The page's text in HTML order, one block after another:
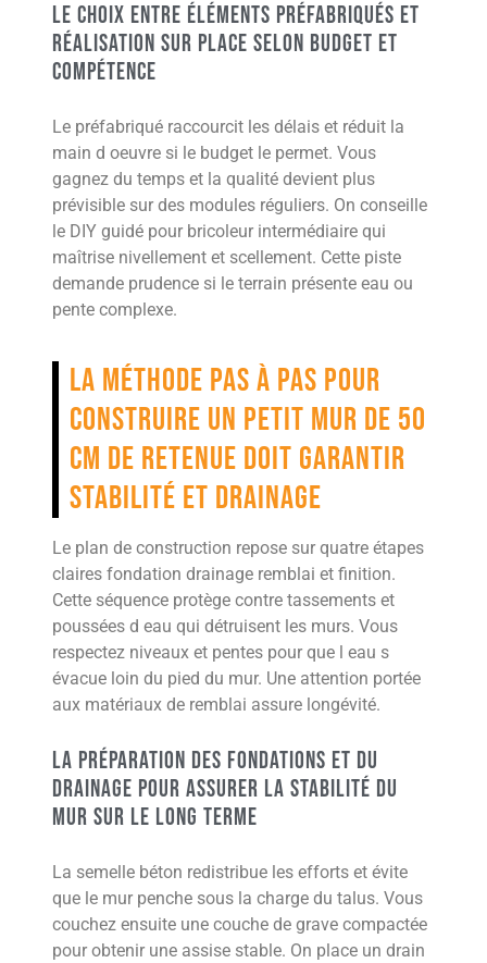
Le choix entre éléments préfabriqués et
réalisation sur place selon budget et
compétence
Le préfabriqué raccourcit les délais et réduit la
main d oeuvre si le budget le permet. Vous
gagnez du temps et la qualité devient plus
prévisible sur des modules réguliers. On conseille
le DIY guidé pour bricoleur intermédiaire qui
maîtrise nivellement et scellement. Cette piste
demande prudence si le terrain présente eau ou
pente complexe.
La méthode pas à pas pour
construire un petit mur de 50
cm de retenue doit garantir
stabilité et drainage
Le plan de construction repose sur quatre étapes
claires fondation drainage remblai et finition.
Cette séquence protège contre tassements et
poussées d eau qui détruisent les murs. Vous
respectez niveaux et pentes pour que l eau s
évacue loin du pied du mur. Une attention portée
aux matériaux de remblai assure longévité.
La préparation des fondations et du
drainage pour assurer la stabilité du
mur sur le long terme
La semelle béton redistribue les efforts et évite
que le mur penche sous la charge du talus. Vous
couchez ensuite une couche de grave compactée
pour obtenir une assise stable. On place un drain